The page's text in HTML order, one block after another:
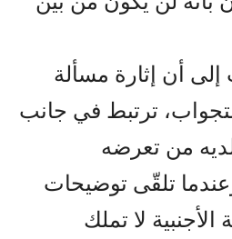
أن إثارة مسألة
ترتبط في جانب
من تعرضه
تلقّى توضيحات
الأجنبية لا تملك